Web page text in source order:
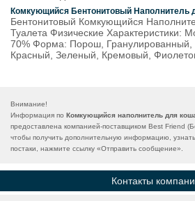
Комкующийся Бентонитовый Наполнитель
Бентонитовый Комкующийся
Туалета Физические Характеристики:
70% Форма: Порош, Гранулированный,
Красный, Зеленый, Кремовый,
Внимание!
Информация по Комкующийся наполнитель для
предоставлена компанией-поставщиком Best Friend
чтобы получить дополнительную информацию,
постаки, нажмите ссылку «Отправить сообщение».
Контакты